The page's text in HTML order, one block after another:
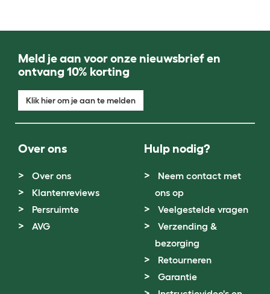
Meld je aan voor onze nieuwsbrief en
ontvang 10% korting
Klik hier om je aan te melden
Over ons
Over ons
Klantenreviews
Persruimte
AVG
Hulp nodig?
Neem contact met
ons op
Veelgestelde vragen
Verzending &
bezorging
Retourneren
Garantie